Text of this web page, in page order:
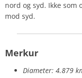
nord og syd. Ikke
mod syd.
Merkur
Diameter: 4.879